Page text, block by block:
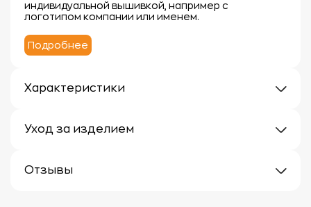
индивидуальной вышивкой, например с
логотипом компании или именем.
Подробнее
Характеристики
Материал: 100% хлопок
Уход за изделием
чтобы сохранить их мягкость, впитывающие
Отзывы